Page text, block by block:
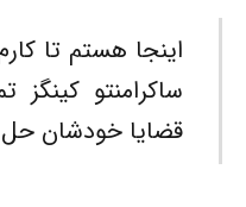
اینجا هستم تا
ساکرامنتو کینگز
قضایا خودشان